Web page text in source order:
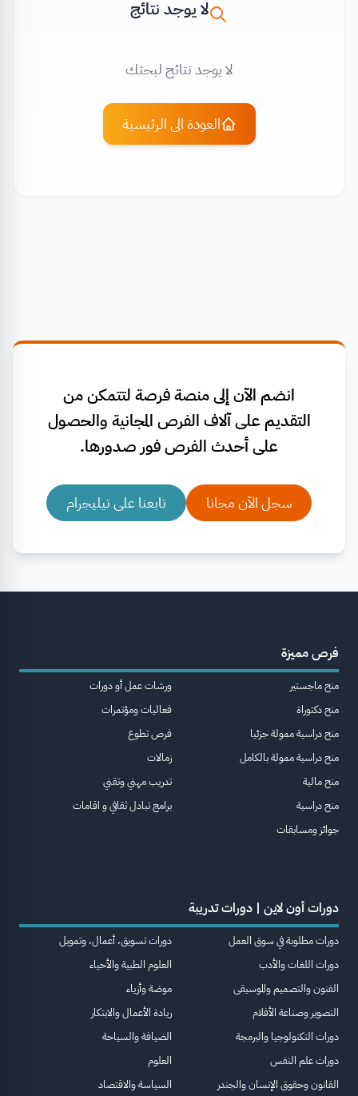
لا يوجد نتائج
لا يوجد نتائج لبحثك
العودة الى الرئيسية
انضم الآن إلى منصة فرصة لتتمكن من
التقديم على آلاف الفرص المجانية والحصول
على أحدث الفرص فور صدورها.
سجل الآن مجانا تابعنا على تيليجرام
فرص مميزة
منح ماجستير
منح دكتوراة
منح دراسية ممولة جزئيا
منح دراسية ممولة بالكامل
منح مالية
منح دراسية
جوائز ومسابقات
ورشات عمل أو دورات
فعاليات ومؤتمرات
فرص تطوع
زمالات
تدريب مهني وتقني
برامج تبادل ثقافي و اقامات
دورات أون لاين | دورات تدريبة
دورات مطلوبة في سوق العمل
دورات اللغات والأدب
الفنون والتصميم والموسيقى
التصوير وصناعة الأفلام
دورات التكنولوجيا والبرمجة
دورات علم النفس
القانون وحقوق الإنسان والجندر
دورات تسويق، أعمال، وتمويل
العلوم الطبية والأحياء
موضة وأزياء
ريادة الأعمال والابتكار
الضيافة والسياحة
العلوم
السياسة والاقتصاد